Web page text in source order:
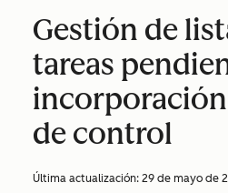
Gestión de
tareas
de control
Última actualización: 29 de mayo de